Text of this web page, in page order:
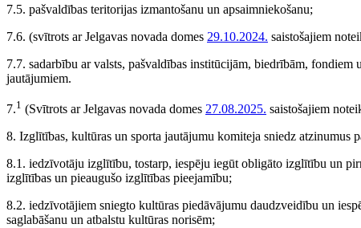
7.5. pašvaldības teritorijas izmantošanu un apsaimniekošanu;
7.6. (svītrots ar Jelgavas novada domes 29.10.2024. saistošajiem
7.7. sadarbību ar valsts, pašvaldības institūcijām, biedrībām,
jautājumiem.
7.1 (Svītrots ar Jelgavas novada domes 27.08.2025. saistošajiem
8. Izglītības, kultūras un sporta jautājumu komiteja sniedz atzinumus
8.1. iedzīvotāju izglītību, tostarp, iespēju iegūt obligāto izglītību un
izglītības un pieaugušo izglītības pieejamību;
8.2. iedzīvotājiem sniegto kultūras piedāvājumu daudzveidību un
saglabāšanu un atbalstu kultūras norisēm;